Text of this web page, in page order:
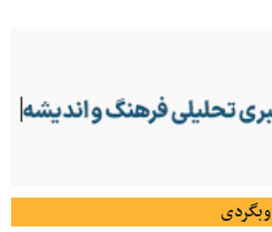
وبگردی